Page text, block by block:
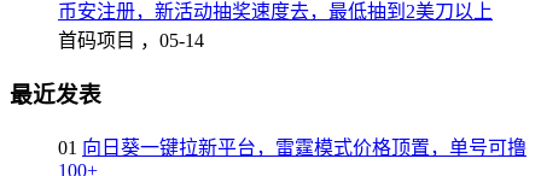
币安注册，新活动抽奖速度去，最低抽到2美刀以上
首码项目 ， 05-14
最近发表
01 向日葵一键拉新平台，雷霆模式价格顶置，单号可撸
100+